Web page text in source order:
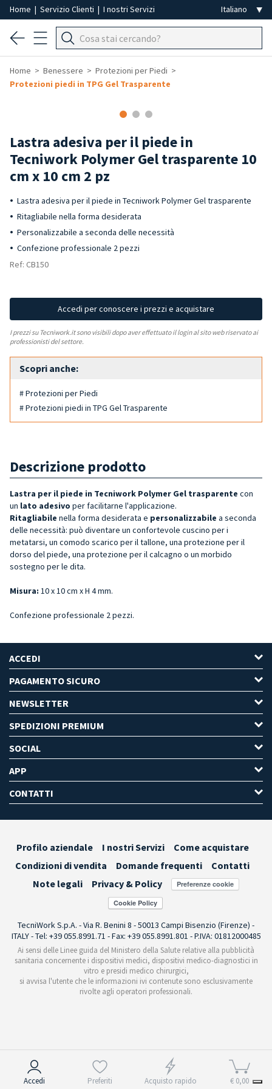
Home | Servizio Clienti | I nostri Servizi
Accedi Preferiti Acquisto rapido € 0,00
Home Benessere
Protezioni per Piedi
Protezioni piedi in TPG Gel Trasparente
Lastra adesiva per il piede in
Tecniwork Polymer Gel trasparente 10
cm x 10 cm 2 pz
Lastra adesiva per il piede in Tecniwork Polymer Gel trasparente
Ritagliabile nella forma desiderata
Personalizzabile a seconda delle necessità
Confezione professionale 2 pezzi
Ref: CB150
Accedi per conoscere i prezzi e acquistare
I prezzi su Tecniwork.it sono visibili dopo aver effettuato il login al sito web riservato ai
professionisti del settore.
Scopri anche:
# Protezioni per Piedi
# Protezioni piedi in TPG Gel Trasparente
Descrizione prodotto
Lastra per il piede in Tecniwork Polymer Gel trasparente con
un lato adesivo per facilitarne l'applicazione.
Ritagliabile nella forma desiderata e personalizzabile a seconda
delle necessità: può diventare un confortevole cuscino per i
metatarsi, un comodo scarico per il tallone, una protezione per il
dorso del piede, una protezione per il calcagno o un morbido
sostegno per le dita.
Misura: 10 x 10 cm x H 4 mm.
Confezione professionale 2 pezzi.
ACCEDI
PAGAMENTO SICURO
NEWSLETTER
SPEDIZIONI PREMIUM
SOCIAL
APP
CONTATTI
Profilo aziendale I nostri Servizi
Come acquistare
Condizioni di vendita
Domande frequenti
Contatti
Note legali
Privacy & Policy Preferenze cookie
TecniWork S.p.A. - Via R. Benini 8 - 50013 Campi Bisenzio (Firenze) -
ITALY - Tel: +39 055.8991.71 - Fax: +39 055.8991.801 - P.IVA: 01812000485
Ai sensi delle Linee guida del Ministero della Salute relative alla pubblicità
sanitaria concernente i dispositivi medici, dispositivi medico-diagnostici in
vitro e presidi medico chirurgici,
si avvisa l'utente che le informazioni ivi contenute sono esclusivamente
rivolte agli operatori professionali.
Informativa sulla raccolta